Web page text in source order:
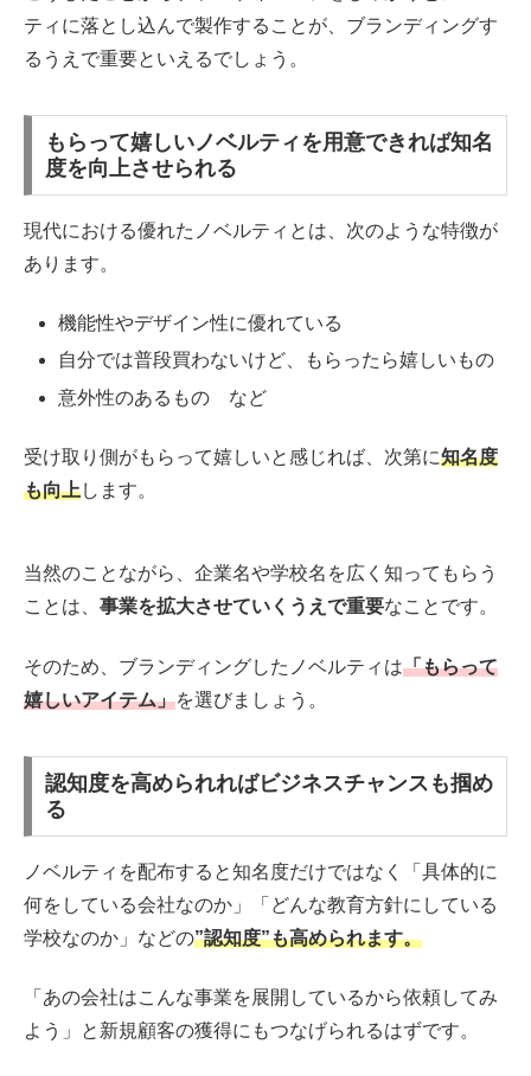
ティに落とし込んで製作することが、ブランディングす
るうえで重要といえるでしょう。
もらって嬉しいノベルティを用意できれば知名
度を向上させられる
現代における優れたノベルティとは、次のような特徴が
あります。
機能性やデザイン性に優れている
自分では普段買わないけど、もらったら嬉しいもの
意外性のあるもの など
受け取り側がもらって嬉しいと感じれば、次第に知名度
も向上します。
当然のことながら、企業名や学校名を広く知ってもらう
ことは、 事業を拡大させていくうえで重要なことです。
そのため、ブランディングしたノベルティは「もらって
嬉しいアイテム」を選びましょう。
認知度を高められればビジネスチャンスも掴め
る
ノベルティを配布すると知名度だけではなく「具体的に
何をしている会社なのか」「どんな教育方針にしている
学校なのか」などの”認知度”も高められます。
「あの会社はこんな事業を展開しているから依頼してみ
よう」と新規顧客の獲得にもつなげられるはずです。